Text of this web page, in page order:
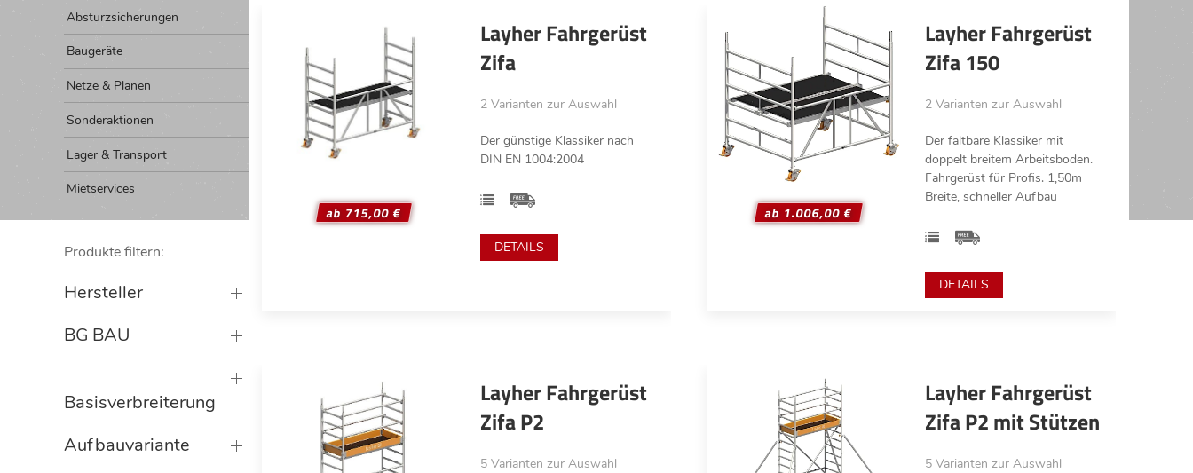
Absturzsicherungen
Baugeräte
Netze & Planen
Sonderaktionen
Lager & Transport
Mietservices
Produkte filtern:
Hersteller
BG BAU
Basisverbreiterung
Aufbauvariante
ab 715,00 €
Layher Fahrgerüst
Zifa
2 Varianten zur Auswahl
Der günstige Klassiker nach
DIN EN 1004:2004
DETAILS
ab 1.006,00 €
Layher Fahrgerüst
Zifa 150
2 Varianten zur Auswahl
Der faltbare Klassiker mit
doppelt breitem Arbeitsboden.
Fahrgerüst für Profis. 1,50m
Breite, schneller Aufbau
DETAILS
Layher Fahrgerüst
Zifa P2
5 Varianten zur Auswahl
Layher Fahrgerüst
Zifa P2 mit Stützen
5 Varianten zur Auswahl